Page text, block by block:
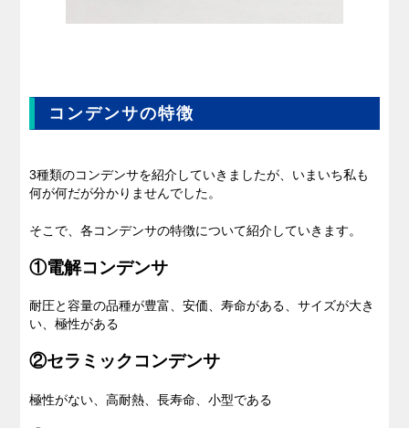
コンデンサの特徴
3種類のコンデンサを紹介していきましたが、いまいち私も
何が何だが分かりませんでした。
そこで、各コンデンサの特徴について紹介していきます。
①電解コンデンサ
耐圧と容量の品種が豊富、安価、寿命がある、サイズが大き
い、極性がある
②セラミックコンデンサ
極性がない、高耐熱、長寿命、小型である